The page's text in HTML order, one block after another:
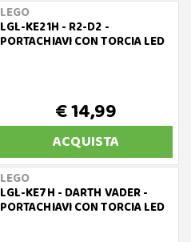
LEGO
LGL-KE21H - R2-D2 -
PORTACHIAVI CON TORCIA LED
€ 14,99
ACQUISTA
LEGO
LGL-KE7H - DARTH VADER -
PORTACHIAVI CON TORCIA LED